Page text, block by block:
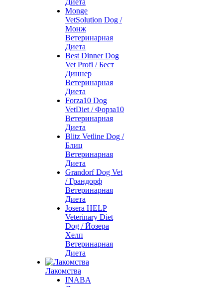
Диета
Monge
VetSolution Dog /
Монж
Ветеринарная
Диета
Best Dinner Dog
Vet Profi / Бест
Диннер
Ветеринарная
Диета
Forza10 Dog
VetDiet / Форза10
Ветеринарная
Диета
Blitz Vetline Dog /
Блиц
Ветеринарная
Диета
Grandorf Dog Vet
/ Грандорф
Ветеринарная
Диета
Josera HELP
Veterinary Diet
Dog / Йозера
Хелп
Ветеринарная
Диета
Лакомства
INABA